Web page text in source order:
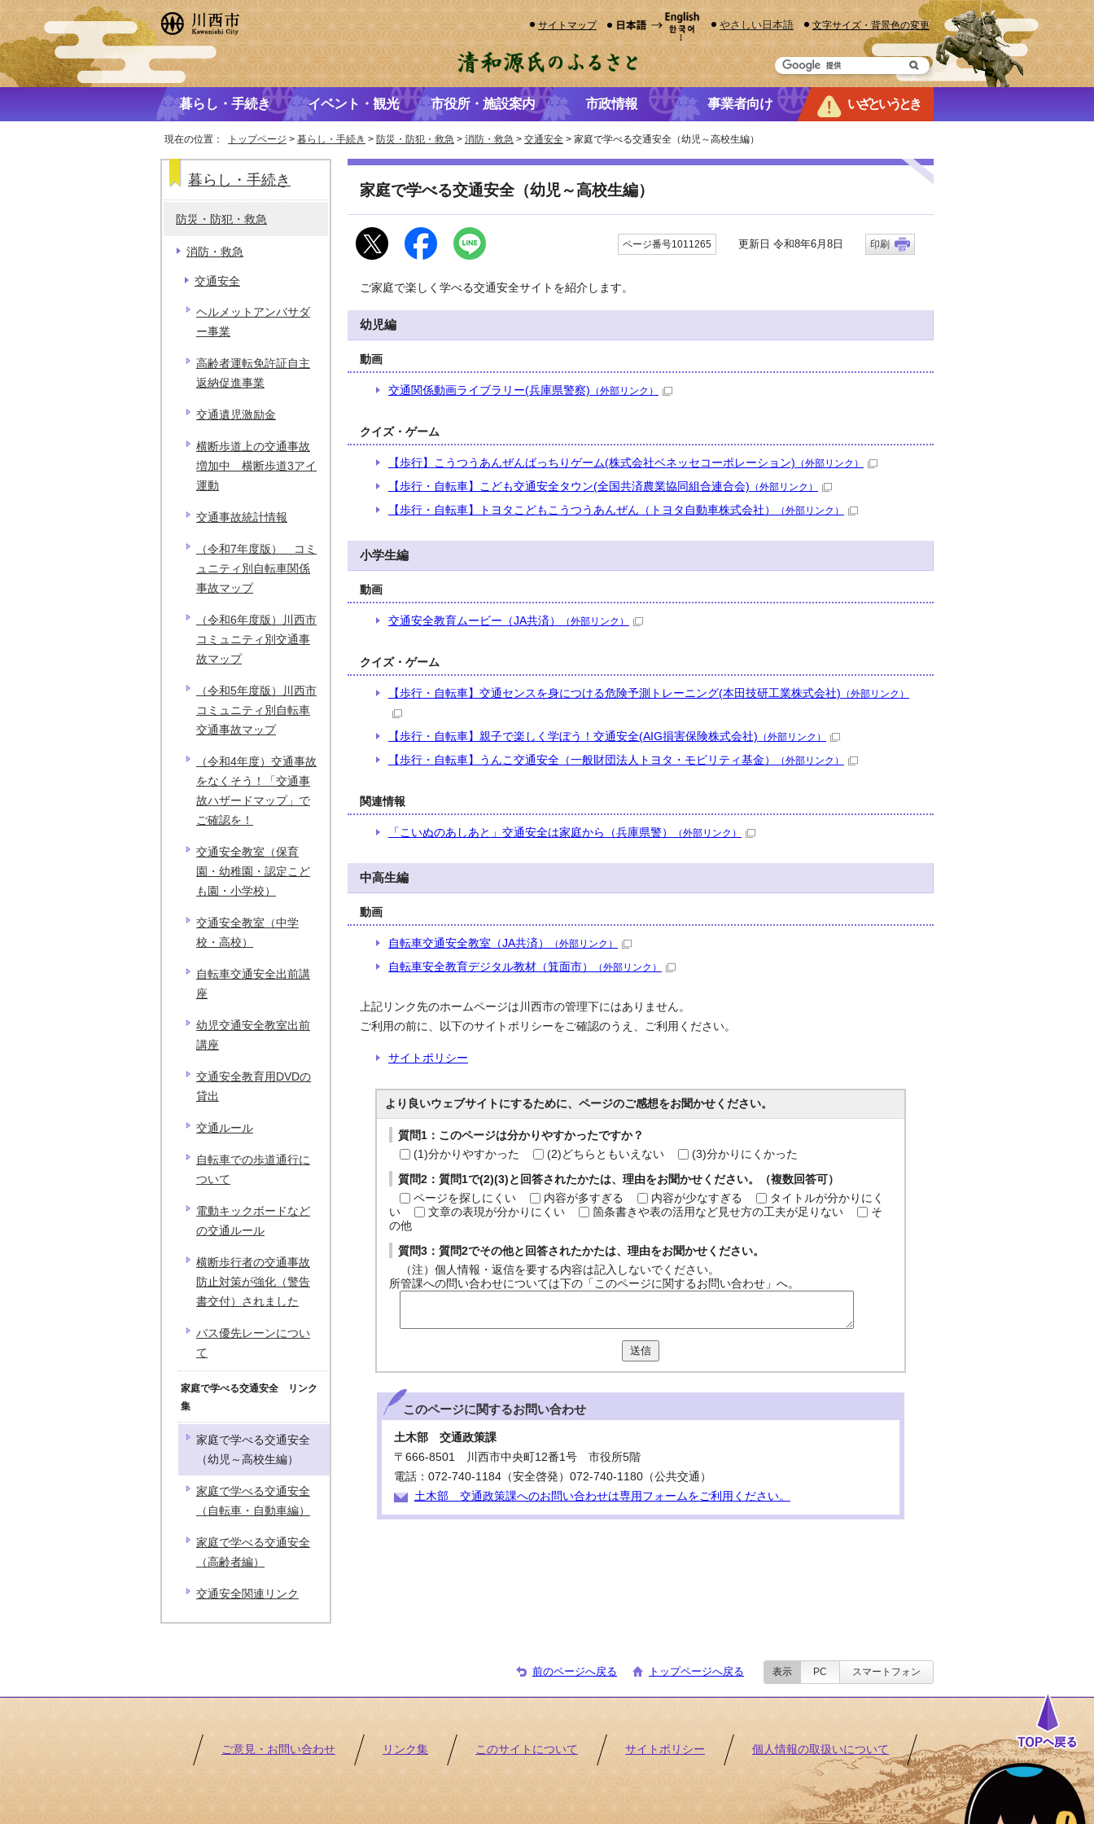
サイトマップ やさしい日本語 文字サイズ・背景色の変更
暮らし・手続き イベント・観光 市役所・施設案内 市政情報 事業者向け いざというとき
現在の位置： トップページ > 暮らし・手続き > 防災・防犯・救急 > 消防・救急 > 交通安全 > 家庭で学べる交通安全（幼児～高校生編）
家庭で学べる交通安全（幼児～高校生編）
ページ番号1011265 更新日 令和8年6月8日 印刷
ご家庭で楽しく学べる交通安全サイトを紹介します。
幼児編
動画
交通関係動画ライブラリー(兵庫県警察) （外部リンク）
クイズ・ゲーム
【歩行】こうつうあんぜんばっちりゲーム(株式会社ベネッセコーポレーション) （外部リンク）
【歩行・自転車】こども交通安全タウン(全国共済農業協同組合連合会) （外部リンク）
【歩行・自転車】トヨタこどもこうつうあんぜん（トヨタ自動車株式会社） （外部リンク）
小学生編
動画
交通安全教育ムービー（JA共済） （外部リンク）
クイズ・ゲーム
【歩行・自転車】交通センスを身につける危険予測トレーニング(本田技研工業株式会社) （外部リンク）
【歩行・自転車】親子で楽しく学ぼう！交通安全(AIG損害保険株式会社) （外部リンク）
【歩行・自転車】うんこ交通安全（一般財団法人トヨタ・モビリティ基金） （外部リンク）
関連情報
「こいぬのあしあと」交通安全は家庭から（兵庫県警） （外部リンク）
中高生編
動画
自転車交通安全教室（JA共済） （外部リンク）
自転車安全教育デジタル教材（箕面市） （外部リンク）
上記リンク先のホームページは川西市の管理下にはありません。
ご利用の前に、以下のサイトポリシーをご確認のうえ、ご利用ください。
サイトポリシー
より良いウェブサイトにするために、ページのご感想をお聞かせください。
質問1：このページは分かりやすかったですか？
(1)分かりやすかった
(2)どちらともいえない (3)分かりにくかった
質問2：質問1で(2)(3)と回答されたかたは、理由をお聞かせください。（複数回答可）
ページを探しにくい
内容が多すぎる 内容が少なすぎる
タイトルが分かりにく
い
文章の表現が分かりにくい 箇条書きや表の活用など見せ方の工夫が足りない
そ
の他
質問3：質問2でその他と回答されたかたは、理由をお聞かせください。
（注）個人情報・返信を要する内容は記入しないでください。
所管課への問い合わせについては下の「このページに関するお問い合わせ」へ。
送信
このページに関するお問い合わせ
土木部 交通政策課
〒666-8501 川西市中央町12番1号 市役所5階
電話：072-740-1184（安全啓発）072-740-1180（公共交通）
土木部 交通政策課へのお問い合わせは専用フォームをご利用ください。
暮らし・手続き
防災・防犯・救急
消防・救急
交通安全
ヘルメットアンバサダ
ー事業
高齢者運転免許証自主
返納促進事業
交通遺児激励金
横断歩道上の交通事故
増加中 横断歩道3アイ
運動
交通事故統計情報
（令和7年度版） コミ
ュニティ別自転車関係
事故マップ
（令和6年度版）川西市
コミュニティ別交通事
故マップ
（令和5年度版）川西市
コミュニティ別自転車
交通事故マップ
（令和4年度）交通事故
をなくそう！「交通事
故ハザードマップ」で
ご確認を！
交通安全教室（保育
園・幼稚園・認定こど
も園・小学校）
交通安全教室（中学
校・高校）
自転車交通安全出前講
座
幼児交通安全教室出前
講座
交通安全教育用DVDの
貸出
交通ルール
自転車での歩道通行に
ついて
電動キックボードなど
の交通ルール
横断歩行者の交通事故
防止対策が強化（警告
書交付）されました
バス優先レーンについ
て
家庭で学べる交通安全 リンク
集
家庭で学べる交通安全
（幼児～高校生編）
家庭で学べる交通安全
（自転車・自動車編）
家庭で学べる交通安全
（高齢者編）
交通安全関連リンク
前のページへ戻る トップページへ戻る 表示 PC スマートフォン
ご意見・お問い合わせ リンク集 このサイトについて サイトポリシー 個人情報の取扱いについて